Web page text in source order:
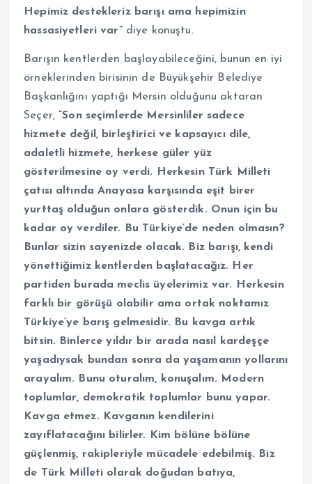
Hepimiz destekleriz barışı ama hepimizin
hassasiyetleri var”diye konuştu.
Barışın kentlerden başlayabileceğini, bunun en iyi
örneklerinden birisinin de Büyükşehir Belediye
Başkanlığını yaptığı Mersin olduğunu aktaran
Seçer,“Son seçimlerde Mersinliler sadece
hizmete değil, birleştirici ve kapsayıcı dile,
adaletli hizmete, herkese güler yüz
gösterilmesine oy verdi. Herkesin Türk Milleti
çatısı altında Anayasa karşısında eşit birer
yurttaş olduğun onlara gösterdik. Onun için bu
kadar oy verdiler. Bu Türkiye’de neden olmasın?
Bunlar sizin sayenizde olacak. Biz barışı, kendi
yönettiğimiz kentlerden başlatacağız. Her
partiden burada meclis üyelerimiz var. Herkesin
farklı bir görüşü olabilir ama ortak noktamız
Türkiye’ye barış gelmesidir. Bu kavga artık
bitsin. Binlerce yıldır bir arada nasıl kardeşçe
yaşadıysak bundan sonra da yaşamanın yollarını
arayalım. Bunu oturalım, konuşalım. Modern
toplumlar, demokratik toplumlar bunu yapar.
Kavga etmez. Kavganın kendilerini
zayıflatacağını bilirler. Kim bölüne bölüne
güçlenmiş, rakipleriyle mücadele edebilmiş. Biz
de Türk Milleti olarak doğudan batıya,